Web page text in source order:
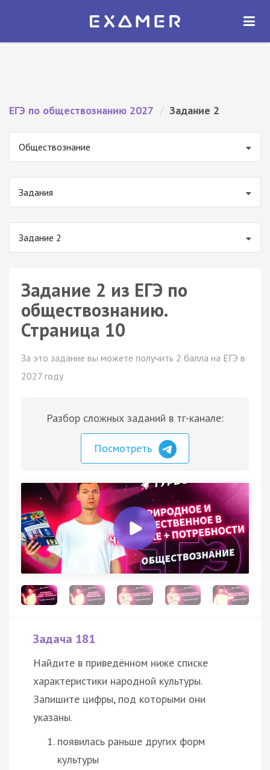
Экзамер — ЕГЭ 2027
ОТКРЫТЬ
ЕГЭ по обществознанию 2027 / Задание 2
Обществознание
Задания
Задание 2
Задание 2 из ЕГЭ по
обществознанию.
Страница 10
За это задание вы можете получить 2 балла на ЕГЭ в
2027 году
Разбор сложных заданий в тг-канале:
Посмотреть
Задача 181
Найдите в приведённом ниже списке
характеристики народной культуры.
Запишите цифры, под которыми они
указаны.
появилась раньше других форм
культуры